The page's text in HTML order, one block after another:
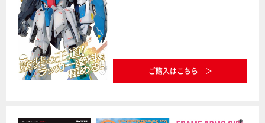
ご購入はこちら